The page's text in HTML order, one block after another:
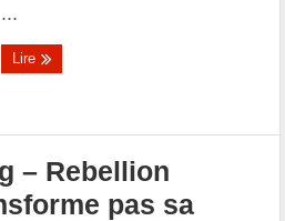
...
Lire
– Rebellion
pas sa